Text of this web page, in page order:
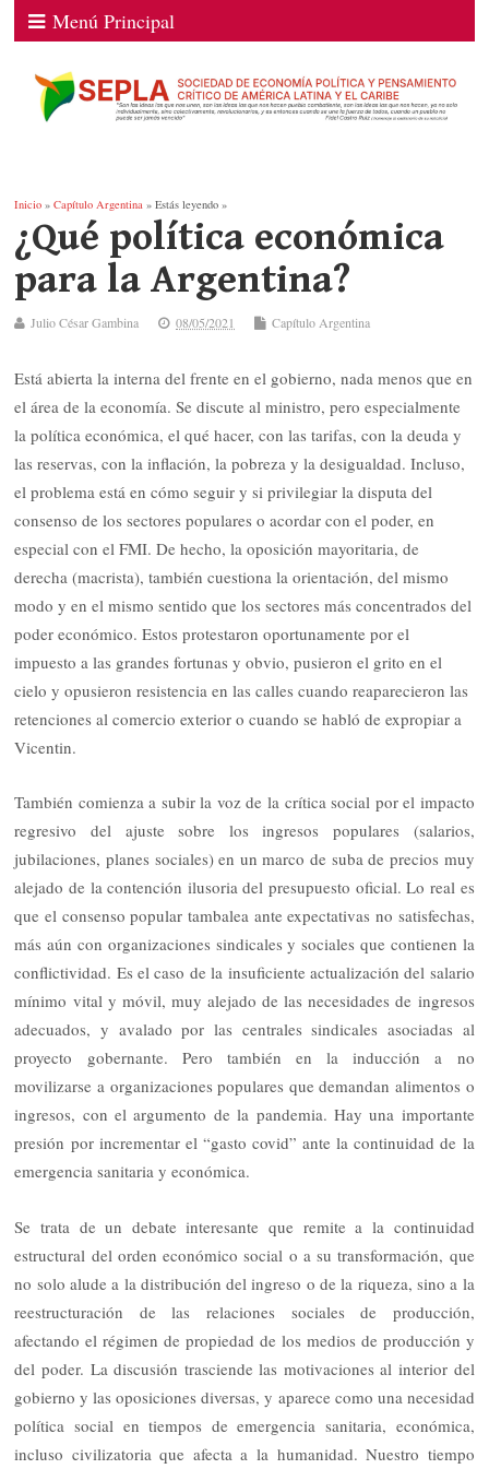
Menú Principal
Inicio »Capítulo Argentina » Estás leyendo »
¿Qué política económica
para la Argentina?
Julio César Gambina 08/05/2021 Capítulo Argentina
Está abierta la interna del frente en el gobierno, nada menos que en
el área de la economía. Se discute al ministro, pero especialmente
la política económica, el qué hacer, con las tarifas, con la deuda y
las reservas, con la inflación, la pobreza y la desigualdad. Incluso,
el problema está en cómo seguir y si privilegiar la disputa del
consenso de los sectores populares o acordar con el poder, en
especial con el FMI. De hecho, la oposición mayoritaria, de
derecha (macrista), también cuestiona la orientación, del mismo
modo y en el mismo sentido que los sectores más concentrados del
poder económico. Estos protestaron oportunamente por el
impuesto a las grandes fortunas y obvio, pusieron el grito en el
cielo y opusieron resistencia en las calles cuando reaparecieron las
retenciones al comercio exterior o cuando se habló de expropiar a
Vicentin.
También comienza a subir la voz de la crítica social por el impacto
regresivo del ajuste sobre los ingresos populares (salarios,
jubilaciones, planes sociales) en un marco de suba de precios muy
alejado de la contención ilusoria del presupuesto oficial. Lo real es
que el consenso popular tambalea ante expectativas no satisfechas,
más aún con organizaciones sindicales y sociales que contienen la
conflictividad. Es el caso de la insuficiente actualización del salario
mínimo vital y móvil, muy alejado de las necesidades de ingresos
adecuados, y avalado por las centrales sindicales asociadas al
proyecto gobernante. Pero también en la inducción a no
movilizarse a organizaciones populares que demandan alimentos o
ingresos, con el argumento de la pandemia. Hay una importante
presión por incrementar el “gasto covid” ante la continuidad de la
emergencia sanitaria y económica.
Se trata de un debate interesante que remite a la continuidad
estructural del orden económico social o a su transformación, que
no solo alude a la distribución del ingreso o de la riqueza, sino a la
reestructuración de las relaciones sociales de producción,
afectando el régimen de propiedad de los medios de producción y
del poder. La discusión trasciende las motivaciones al interior del
gobierno y las oposiciones diversas, y aparece como una necesidad
política social en tiempos de emergencia sanitaria, económica,
incluso civilizatoria que afecta a la humanidad. Nuestro tiempo